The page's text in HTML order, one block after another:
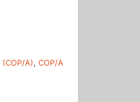
(COP/A), COP/A